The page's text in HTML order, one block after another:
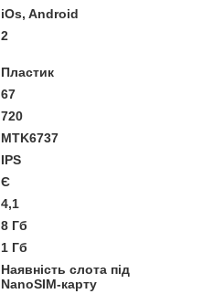
iOs, Android
2
Пластик
67
720
MTK6737
IPS
Є
4,1
8 Гб
1 Гб
Наявність слота під
NanoSIM-карту